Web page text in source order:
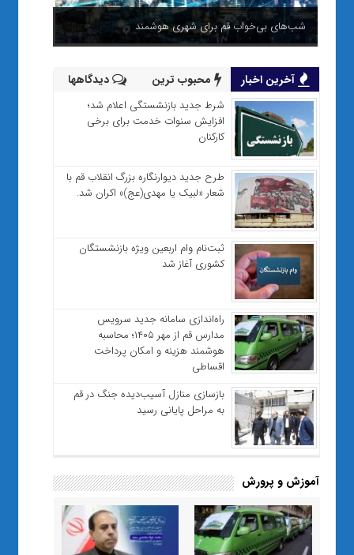
شب‌های بی‌خواب قم برای شهری هوشمند
آخرین اخبار محبوب ترین دیدگاهها
شرط جدید بازنشستگی اعلام شد؛
افزایش سنوات خدمت برای برخی
کارکنان
طرح جدید دیوارنگاره بزرگ انقلاب قم با
شعار «لبیک یا مهدی(عج)» اکران شد.
ثبت‌نام وام اربعین ویژه بازنشستگان
کشوری آغاز شد
راه‌اندازی سامانه جدید سرویس
مدارس قم از مهر ۱۴۰۵؛ محاسبه
هوشمند هزینه و امکان پرداخت
اقساطی
بازسازی منازل آسیب‌دیده جنگ در قم
به مراحل پایانی رسید
آموزش و پرورش